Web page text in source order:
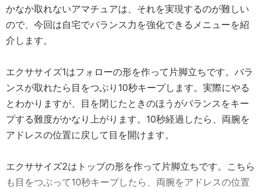
かなか取れないアマチュアは、それを実現するのが難しい
ので、今回は自宅でバランス力を強化できるメニューを紹
介します。
エクササイズ1はフォローの形を作って片脚立ちです。バラ
ンスが取れたら目をつぶり10秒キープします。実際にやる
とわかりますが、目を閉じたときのほうがバランスをキー
プする難度がかなり上がります。10秒経過したら、両腕を
アドレスの位置に戻して目を開けます。
エクササイズ2はトップの形を作って片脚立ちです。こちら
も目をつぶって10秒キープしたら、両腕をアドレスの位置